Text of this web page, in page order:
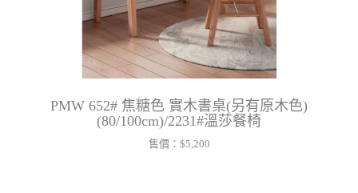
PMW 652# 焦糖色 實木書桌(另有原木色)
(80/100cm)/2231#溫莎餐椅
售價： $5,200